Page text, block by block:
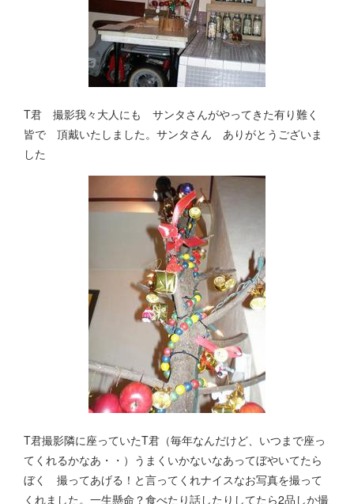
T君 撮影我々大人にも サンタさんがやってきた有り難く
皆で 頂戴いたしました。サンタさん ありがとうございま
した
T君撮影隣に座っていたT君（毎年なんだけど、いつまで座っ
てくれるかなあ・・）うまくいかないなあってぼやいてたら
ぼく 撮ってあげる！と言ってくれナイスなお写真を撮って
くれました。一生懸命？食べたり話したりしてたら2品しか撮